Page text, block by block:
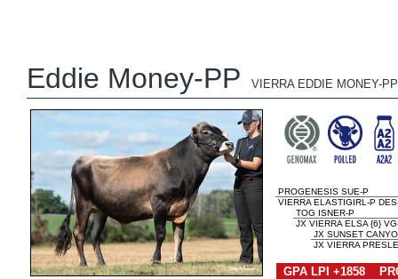
Eddie Money-PP VIERRA EDDIE MONEY-PP
PROGENESIS SUE-P
VIERRA ELASTIGIRL-P
TOG ISNER-P
JX VIERRA ELSA {6}
JX SUNSET
JX VIERRA
GPA LPI +1858